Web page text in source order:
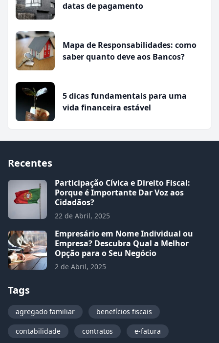
datas de pagamento
Mapa de Responsabilidades: como
saber quanto deve aos Bancos?
5 dicas fundamentais para uma
vida financeira estável
Recentes
Participação Cívica e Direito Fiscal:
Porque é Importante Dar Voz aos
Cidadãos?
22 de Abril, 2025
Empresário em Nome Individual ou
Empresa? Descubra Qual a Melhor
Opção para o Seu Negócio
2 de Abril, 2025
Tags
agregado familiar benefícios fiscais
contabilidade contratos e-fatura